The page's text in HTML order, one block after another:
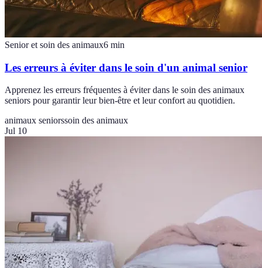
Senior et soin des animaux6 min
Les erreurs à éviter dans le soin d'un animal senior
Apprenez les erreurs fréquentes à éviter dans le soin des animaux
seniors pour garantir leur bien-être et leur confort au quotidien.
animaux seniorssoin des animaux
Jul 10